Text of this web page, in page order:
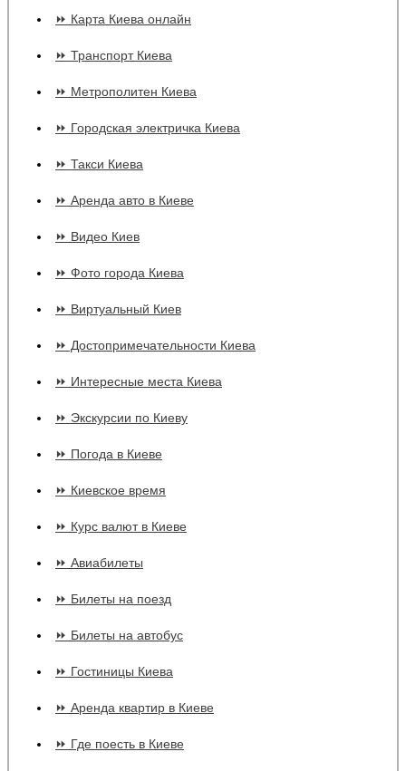
⏩ Карта Киева онлайн
⏩ Транспорт Киева
⏩ Метрополитен Киева
⏩ Городская электричка Киева
⏩ Такси Киева
⏩ Аренда авто в Киеве
⏩ Видео Киев
⏩ Фото города Киева
⏩ Виртуальный Киев
⏩ Достопримечательности Киева
⏩ Интересные места Киева
⏩ Экскурсии по Киеву
⏩ Погода в Киеве
⏩ Киевское время
⏩ Курс валют в Киеве
⏩ Авиабилеты
⏩ Билеты на поезд
⏩ Билеты на автобус
⏩ Гостиницы Киева
⏩ Аренда квартир в Киеве
⏩ Где поесть в Киеве